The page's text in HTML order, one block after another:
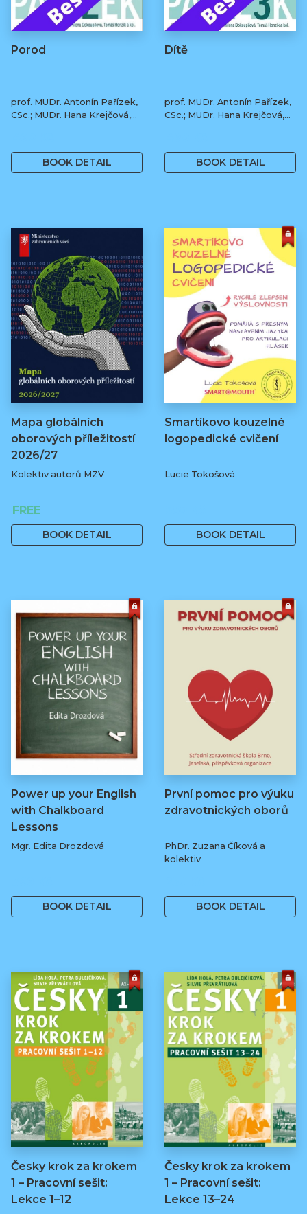
Porod
prof. MUDr. Antonín Pařízek,
CSc.; MUDr. Hana Krejčová,
Tomáš Honzík, Ph.D. a kol.
BOOK DETAIL
Dítě
prof. MUDr. Antonín Pařízek,
CSc.; MUDr. Hana Krejčová,
Tomáš Honzík, Ph.D. a kol.
BOOK DETAIL
Mapa globálních
oborových příležitostí
2026/27
Kolektiv autorů MZV
FREE
BOOK DETAIL
Smartíkovo kouzelné
logopedické cvičení
Lucie Tokošová
BOOK DETAIL
Power up your English
with Chalkboard
Lessons
Mgr. Edita Drozdová
BOOK DETAIL
První pomoc pro výuku
zdravotnických oborů
PhDr. Zuzana Číková a
kolektiv
BOOK DETAIL
Česky krok za krokem
1 – Pracovní sešit:
Lekce 1–12
Česky krok za krokem
1 – Pracovní sešit:
Lekce 13–24